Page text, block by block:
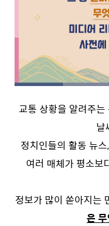
교통 상황을 알려주
날
정치인들의 활동 뉴
여러 매체가 평소보
정보가 많이 쏟아지는
은